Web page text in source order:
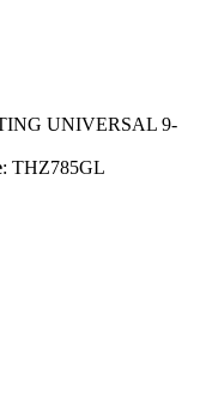
UNIVERSAL 9-
: THZ785GL